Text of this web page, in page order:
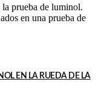
prueba de luminol.
en una prueba de
EN LA RUEDA DE LA